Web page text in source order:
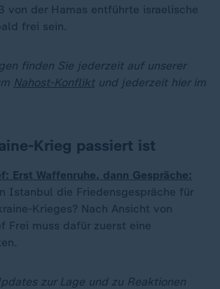
von der Hamas entführte israelische
frei sein.
finden Sie jederzeit auf unserer
Nahost-Konfliktund jederzeit hier im
Krieg passiert ist
Erst Waffenruhe, dann Gespräche:
Istanbul die Friedensgespräche für
Krieges? Nach Ansicht von
Frei muss dafür zuerst eine
zur Lage und zu Reaktionen